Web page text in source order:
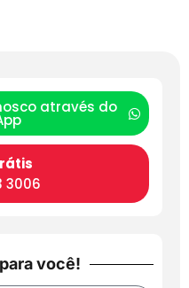
através do
3006
você!